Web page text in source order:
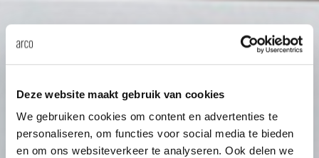
Deze website maakt gebruik van cookies
We gebruiken cookies om content en advertenties te
personaliseren, om functies voor social media te bieden
en om ons websiteverkeer te analyseren. Ook delen we